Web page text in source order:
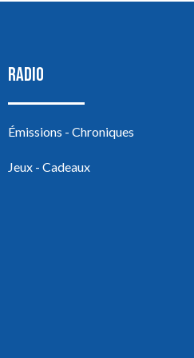
RADIO
Émissions - Chroniques
Jeux - Cadeaux